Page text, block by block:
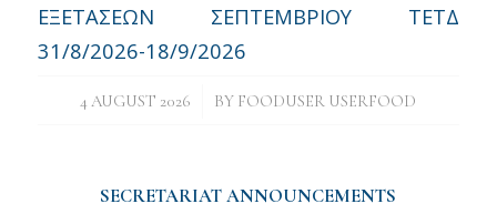
ΕΞΕΤΑΣΕΩΝ ΣΕΠΤΕΜΒΡΙΟΥ ΤΕΤΔ
31/8/2026-18/9/2026
4 AUGUST 2026
/ BY FOODUSER USERFOOD
SECRETARIAT ANNOUNCEMENTS